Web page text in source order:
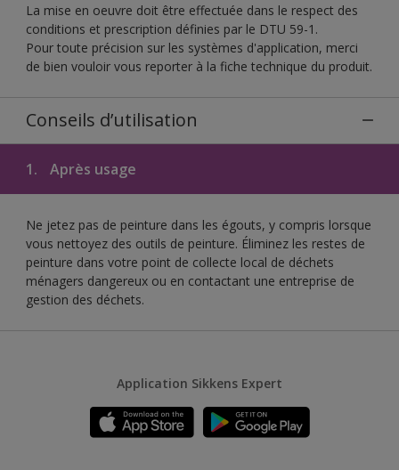
La mise en oeuvre doit être effectuée dans le respect des
conditions et prescription définies par le DTU 59-1.
Pour toute précision sur les systèmes d'application, merci
de bien vouloir vous reporter à la fiche technique du produit.
Conseils d’utilisation
1. Après usage
Ne jetez pas de peinture dans les égouts, y compris lorsque
vous nettoyez des outils de peinture. Éliminez les restes de
peinture dans votre point de collecte local de déchets
ménagers dangereux ou en contactant une entreprise de
gestion des déchets.
Application Sikkens Expert